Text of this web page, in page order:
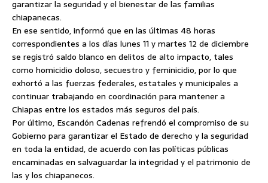
garantizar la seguridad y el bienestar de las familias
chiapanecas.
En ese sentido, informó que en las últimas 48 horas
correspondientes a los días lunes 11 y martes 12 de diciembre
se registró saldo blanco en delitos de alto impacto, tales
como homicidio doloso, secuestro y feminicidio, por lo que
exhortó a las fuerzas federales, estatales y municipales a
continuar trabajando en coordinación para mantener a
Chiapas entre los estados más seguros del país.
Por último, Escandón Cadenas refrendó el compromiso de su
Gobierno para garantizar el Estado de derecho y la seguridad
en toda la entidad, de acuerdo con las políticas públicas
encaminadas en salvaguardar la integridad y el patrimonio de
las y los chiapanecos.